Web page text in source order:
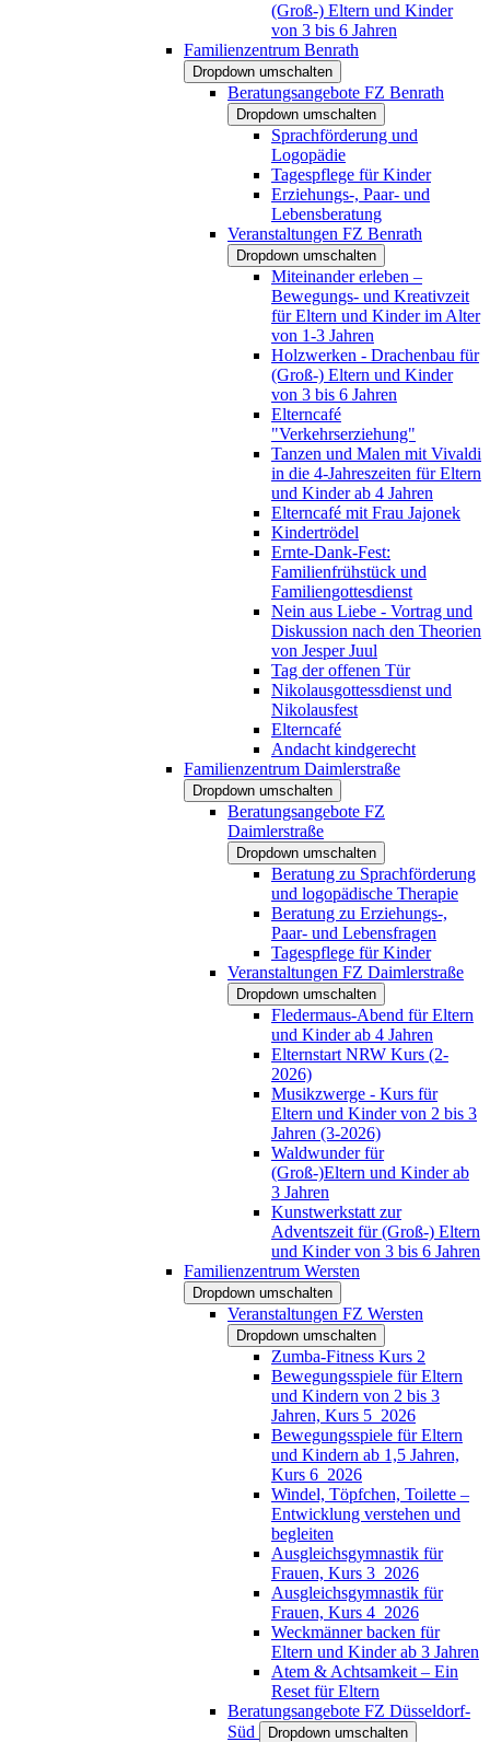
(Groß-) Eltern und Kinder
von 3 bis 6 Jahren
Familienzentrum Benrath
Dropdown umschalten
Beratungsangebote FZ Benrath
Dropdown umschalten
Sprachförderung und
Logopädie
Tagespflege für Kinder
Erziehungs-, Paar- und
Lebensberatung
Veranstaltungen FZ Benrath
Dropdown umschalten
Miteinander erleben –
Bewegungs- und Kreativzeit
für Eltern und Kinder im Alter
von 1-3 Jahren
Holzwerken - Drachenbau für
(Groß-) Eltern und Kinder
von 3 bis 6 Jahren
Elterncafé
"Verkehrserziehung"
Tanzen und Malen mit Vivaldi
in die 4-Jahreszeiten für Eltern
und Kinder ab 4 Jahren
Elterncafé mit Frau Jajonek
Kindertrödel
Ernte-Dank-Fest:
Familienfrühstück und
Familiengottesdienst
Nein aus Liebe - Vortrag und
Diskussion nach den Theorien
von Jesper Juul
Tag der offenen Tür
Nikolausgottessdienst und
Nikolausfest
Elterncafé
Andacht kindgerecht
Familienzentrum Daimlerstraße
Dropdown umschalten
Beratungsangebote FZ
Daimlerstraße
Dropdown umschalten
Beratung zu Sprachförderung
und logopädische Therapie
Beratung zu Erziehungs-,
Paar- und Lebensfragen
Tagespflege für Kinder
Veranstaltungen FZ Daimlerstraße
Dropdown umschalten
Fledermaus-Abend für Eltern
und Kinder ab 4 Jahren
Elternstart NRW Kurs (2-
2026)
Musikzwerge - Kurs für
Eltern und Kinder von 2 bis 3
Jahren (3-2026)
Waldwunder für
(Groß-)Eltern und Kinder ab
3 Jahren
Kunstwerkstatt zur
Adventszeit für (Groß-) Eltern
und Kinder von 3 bis 6 Jahren
Familienzentrum Wersten
Dropdown umschalten
Veranstaltungen FZ Wersten
Dropdown umschalten
Zumba-Fitness Kurs 2
Bewegungsspiele für Eltern
und Kindern von 2 bis 3
Jahren, Kurs 5_2026
Bewegungsspiele für Eltern
und Kindern ab 1,5 Jahren,
Kurs 6_2026
Windel, Töpfchen, Toilette –
Entwicklung verstehen und
begleiten
Ausgleichsgymnastik für
Frauen, Kurs 3_2026
Ausgleichsgymnastik für
Frauen, Kurs 4_2026
Weckmänner backen für
Eltern und Kinder ab 3 Jahren
Atem & Achtsamkeit – Ein
Reset für Eltern
Beratungsangebote FZ Düsseldorf-
Süd
Dropdown umschalten